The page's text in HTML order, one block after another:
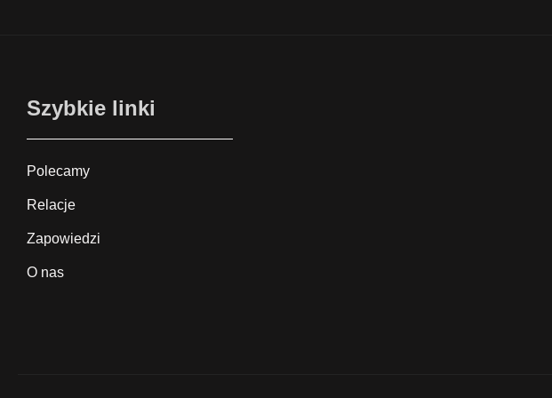
Szybkie linki
Polecamy
Relacje
Zapowiedzi
O nas